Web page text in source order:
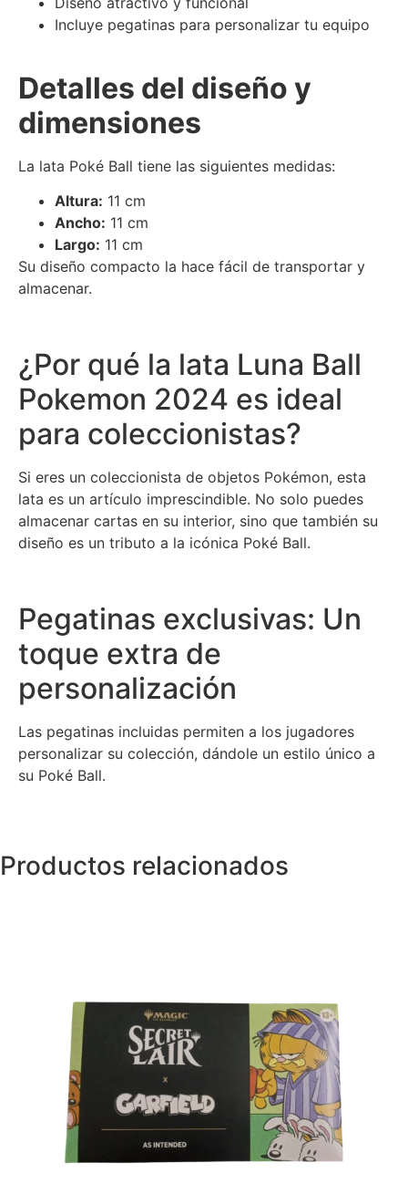
Incluye pegatinas para personalizar tu equipo
Detalles del diseño y
dimensiones
La lata Poké Ball tiene las siguientes medidas:
Altura: 11 cm
Ancho: 11 cm
Largo: 11 cm
Su diseño compacto la hace fácil de transportar y
almacenar.
¿Por qué la lata Luna Ball
Pokemon 2024 es ideal
para coleccionistas?
Si eres un coleccionista de objetos Pokémon, esta
lata es un artículo imprescindible. No solo puedes
almacenar cartas en su interior, sino que también su
diseño es un tributo a la icónica Poké Ball.
Pegatinas exclusivas: Un
toque extra de
personalización
Las pegatinas incluidas permiten a los jugadores
personalizar su colección, dándole un estilo único a
su Poké Ball.
Productos relacionados